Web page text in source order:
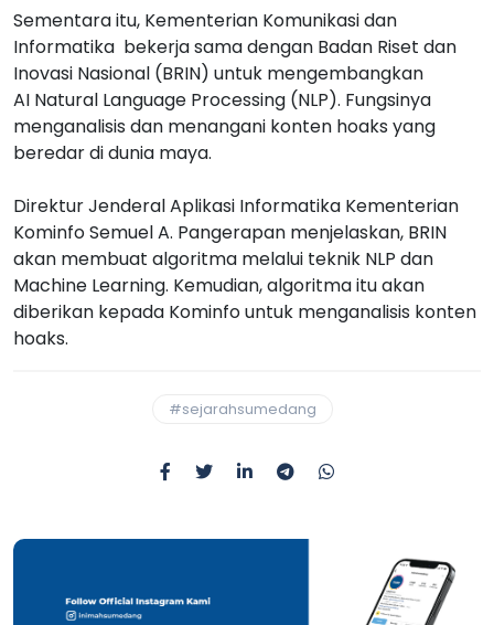
Sementara itu, Kementerian Komunikasi dan
Informatika bekerja sama dengan Badan Riset dan
Inovasi Nasional (BRIN) untuk mengembangkan
AI Natural Language Processing (NLP). Fungsinya
menganalisis dan menangani konten hoaks yang
beredar di dunia maya.
Direktur Jenderal Aplikasi Informatika Kementerian
Kominfo Semuel A. Pangerapan menjelaskan, BRIN
akan membuat algoritma melalui teknik NLP dan
Machine Learning. Kemudian, algoritma itu akan
diberikan kepada Kominfo untuk menganalisis konten
hoaks.
#sejarahsumedang